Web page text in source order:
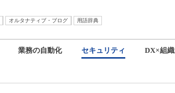
オルタナティブ・ブログ
用語辞典
業務の自動化 セキュリティ DX×組織